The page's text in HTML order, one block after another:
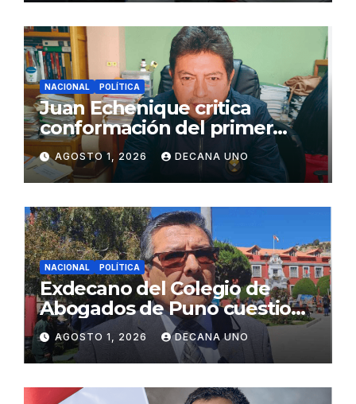
NACIONAL POLÍTICA
Juan Echenique critica
conformación del primer
gabinete ministerial de Keiko
Fujimori
AGOSTO 1, 2026 DECANA UNO
NACIONAL POLÍTICA
Exdecano del Colegio de
Abogados de Puno cuestiona
propuestas sobre seguridad
ciudadana
AGOSTO 1, 2026 DECANA UNO